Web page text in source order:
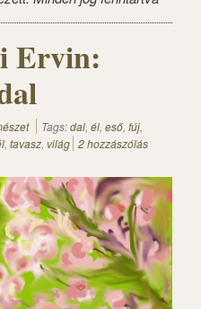
Ervin:
Tags:dal, él, eső, fúj,
, tavasz, világ 2 hozzászólás